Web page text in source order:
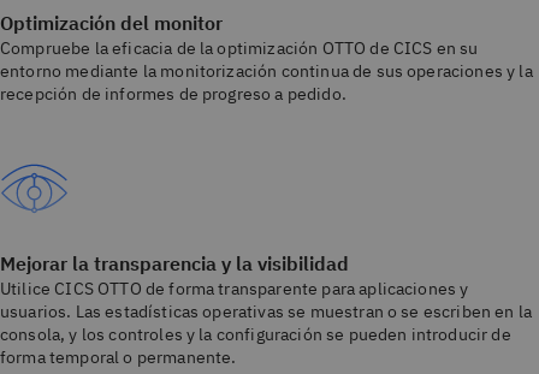
Optimización del monitor
Compruebe la eficacia de la optimización OTTO de CICS en su
entorno mediante la monitorización continua de sus operaciones y la
recepción de informes de progreso a pedido.
Mejorar la transparencia y la visibilidad
Utilice CICS OTTO de forma transparente para aplicaciones y
usuarios. Las estadísticas operativas se muestran o se escriben en la
consola, y los controles y la configuración se pueden introducir de
forma temporal o permanente.